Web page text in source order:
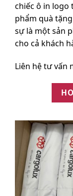
chiếc ô in logo
phẩm quà
sự là một sản
cho cả khách
Liên hệ tư vấn